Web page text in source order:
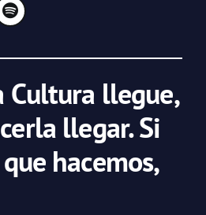
Cultura llegue,
llegar. Si
hacemos,